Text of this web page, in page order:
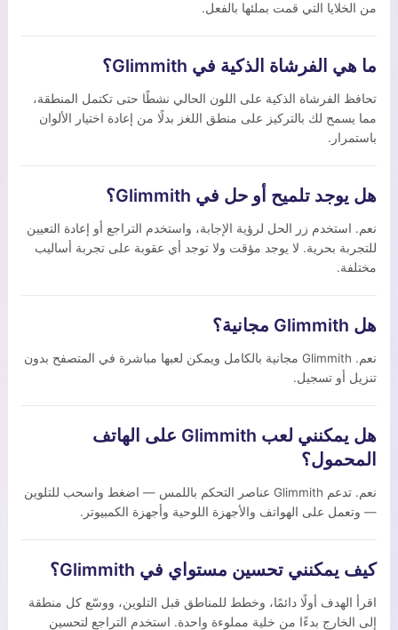
من الخلايا التي قمت بملئها بالفعل.
ما هي الفرشاة الذكية في Glimmith؟
تحافظ الفرشاة الذكية على اللون الحالي نشطًا حتى تكتمل المنطقة،
مما يسمح لك بالتركيز على منطق اللغز بدلًا من إعادة اختيار الألوان
باستمرار.
هل يوجد تلميح أو حل في Glimmith؟
نعم. استخدم زر الحل لرؤية الإجابة، واستخدم التراجع أو إعادة التعيين
للتجربة بحرية. لا يوجد مؤقت ولا توجد أي عقوبة على تجربة أساليب
مختلفة.
هل Glimmith مجانية؟
نعم. Glimmith مجانية بالكامل ويمكن لعبها مباشرة في المتصفح بدون
تنزيل أو تسجيل.
هل يمكنني لعب Glimmith على الهاتف
المحمول؟
نعم. تدعم Glimmith عناصر التحكم باللمس — اضغط واسحب للتلوين
— وتعمل على الهواتف والأجهزة اللوحية وأجهزة الكمبيوتر.
كيف يمكنني تحسين مستواي في Glimmith؟
اقرأ الهدف أولًا دائمًا، وخطط للمناطق قبل التلوين، ووسّع كل منطقة
إلى الخارج بدءًا من خلية مملوءة واحدة. استخدم التراجع لتحسين